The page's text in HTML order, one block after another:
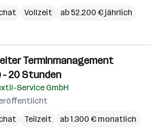
Vollzeit ab 52.200 € jährlich
Terminmanagement
- 20 Stunden
Service GmbH
Teilzeit ab 1.300 € monatlich